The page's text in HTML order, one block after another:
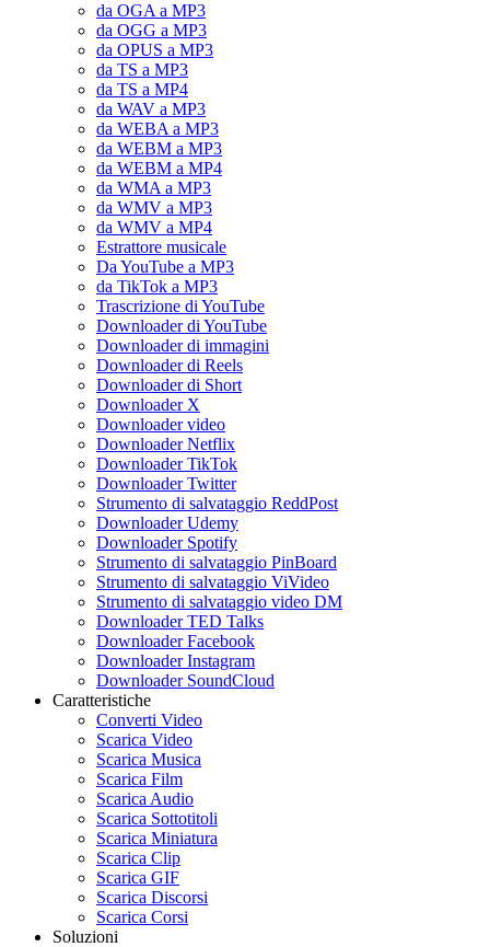
da OGA a MP3
da OGG a MP3
da OPUS a MP3
da TS a MP3
da TS a MP4
da WAV a MP3
da WEBA a MP3
da WEBM a MP3
da WEBM a MP4
da WMA a MP3
da WMV a MP3
da WMV a MP4
Estrattore musicale
Da YouTube a MP3
da TikTok a MP3
Trascrizione di YouTube
Downloader di YouTube
Downloader di immagini
Downloader di Reels
Downloader di Short
Downloader X
Downloader video
Downloader Netflix
Downloader TikTok
Downloader Twitter
Strumento di salvataggio ReddPost
Downloader Udemy
Downloader Spotify
Strumento di salvataggio PinBoard
Strumento di salvataggio ViVideo
Strumento di salvataggio video DM
Downloader TED Talks
Downloader Facebook
Downloader Instagram
Downloader SoundCloud
Caratteristiche
Converti Video
Scarica Video
Scarica Musica
Scarica Film
Scarica Audio
Scarica Sottotitoli
Scarica Miniatura
Scarica Clip
Scarica GIF
Scarica Discorsi
Scarica Corsi
Soluzioni